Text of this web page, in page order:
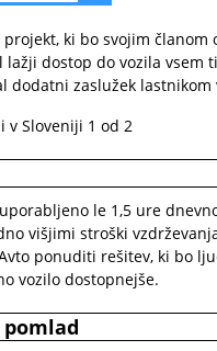
ki bo svojim članom
lažji dostop do vozila vsem
dodatni zaslužek lastnikom
le 1,5 ure
višjimi stroški
ponuditi rešitev, ki bo
vozilo dostopnejše.